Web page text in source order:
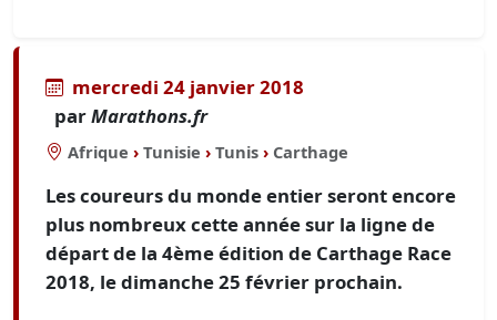
mercredi 24 janvier 2018
parMarathons.fr
Afrique › Tunisie › Tunis › Carthage
Les coureurs du monde entier seront encore
plus nombreux cette année sur la ligne de
départ de la 4ème édition de Carthage Race
2018, le dimanche 25 février prochain.